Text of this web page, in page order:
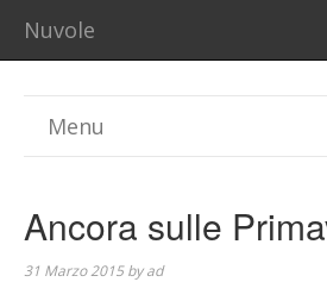
Nuvole
Menu
Ancora sulle
31 Marzo 2015 byad